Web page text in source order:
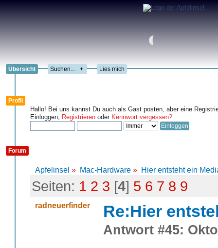
Übersicht + Lies mich
Profil
Hallo! Bei uns kannst Du auch als Gast posten, aber eine
Einloggen, Registrieren oder Kennwort vergessen?
Forum
Apfelinsel » Mac-Hardware » Hier entsteht ein
Seiten: 1 2 3 [4] 5 6 7 8 9
radneuerfinder Re:Hier
Antwort #45: